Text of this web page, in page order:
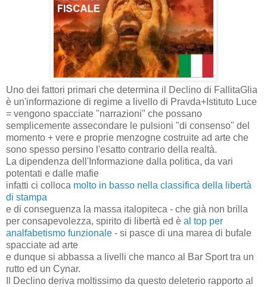
Uno dei fattori primari che determina il Declino di FallitaGlia
è un'informazione di regime a livello di Pravda+Istituto Luce
= vengono spacciate "narrazioni" che possano
semplicemente assecondare le pulsioni "di consenso" del
momento + vere e proprie menzogne costruite ad arte che
sono spesso persino l'esatto contrario della realtà.
La dipendenza dell'Informazione dalla politica, da vari
potentati e dalle mafie
infatti ci colloca molto in basso nella classifica della libertà
di stampa
e di conseguenza la massa italopiteca - che già non brilla
per consapevolezza, spirito di libertà ed è al top per
analfabetismo funzionale - si pasce di una marea di bufale
spacciate ad arte
e dunque si abbassa a livelli che manco al Bar Sport tra un
rutto ed un Cynar.
Il Declino deriva moltissimo da questo deleterio rapporto al